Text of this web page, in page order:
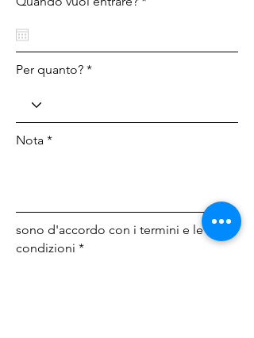
Per quanto? *
Nota *
sono d'accordo con i termini e le
condizioni *